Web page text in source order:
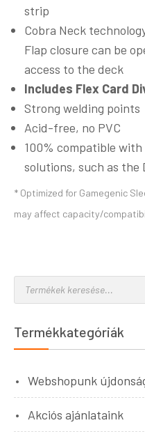
strip
Cobra Neck
Flap closure can be
access to the deck
Includes Flex Card
Strong welding points
Acid-free, no PVC
100% compatible
solutions, such as the
* Optimized for Gamegenic
may affect capacity/
Termékkategóriák
Webshopunk
Akciós ajánlataink